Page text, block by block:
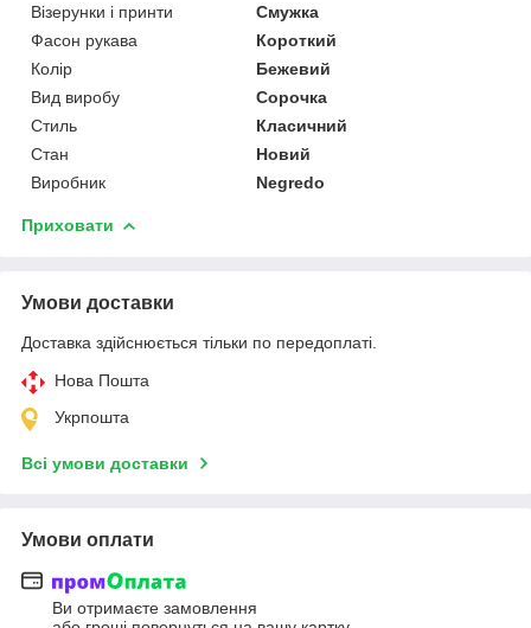
Візерунки і принти
Смужка
Фасон рукава
Короткий
Колір
Бежевий
Вид виробу
Сорочка
Стиль
Класичний
Стан
Новий
Виробник
Negredo
Приховати
Умови доставки
Доставка здійснюється тільки по передоплаті.
Нова Пошта
Укрпошта
Всі умови доставки
Умови оплати
Ви отримаєте замовлення